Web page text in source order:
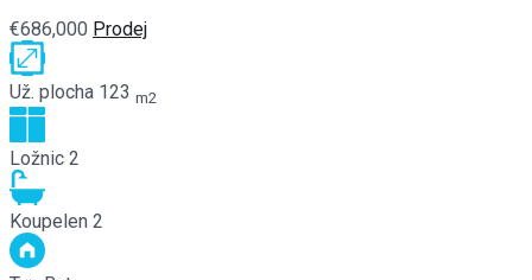
€686,000 Prodej
Už. plocha 123 m2
Ložnic 2
Koupelen 2